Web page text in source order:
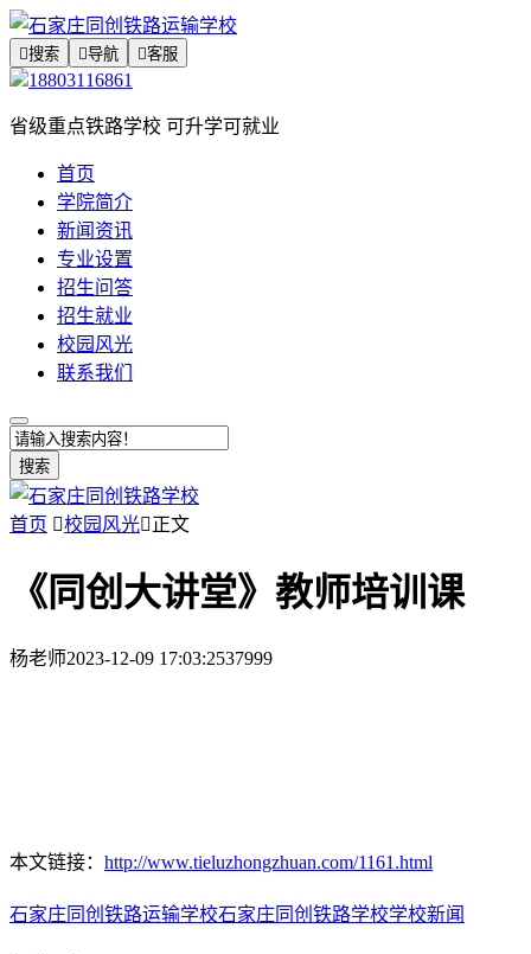
搜索 导航 客服
18803116861
省级重点铁路学校 可升学可就业
首页
学院简介
新闻资讯
专业设置
招生问答
招生就业
校园风光
联系我们
搜索
首页 校园风光正文
《同创大讲堂》教师培训课
杨老师2023-12-09 17:03:2537999
本文链接： http://www.tieluzhongzhuan.com/1161.html
石家庄同创铁路运输学校石家庄同创铁路学校学校新闻